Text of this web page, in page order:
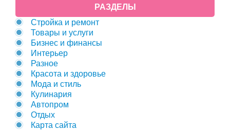
РАЗДЕЛЫ
Стройка и ремонт
Товары и услуги
Бизнес и финансы
Интерьер
Разное
Красота и здоровье
Мода и стиль
Кулинария
Автопром
Отдых
Карта сайта